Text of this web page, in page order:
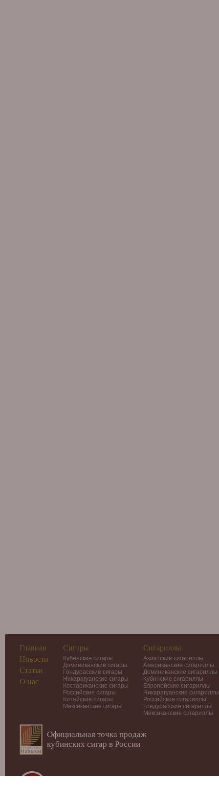
Главная
Новости
Статьи
О нас
Сигары
Кубинские сигары
Доминиканские сигары
Гондурасские сигары
Никарагуанские сигары
Костариканские сигары
Российские сигары
Китайские сигары
Мексиканские сигары
Сигариллы
Азиатские сигариллы
Американские сигариллы
Доминиканские сигариллы
Кубинские сигариллы
Европейские сигариллы
Никарагуанские сигариллы
Российские сигариллы
Гондурасские сигариллы
Мексиканские сигариллы
Официальная точка продаж
кубинских сигар в России